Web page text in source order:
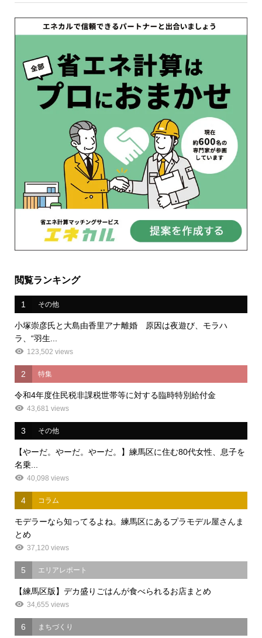
閲覧ランキング
1 その他
小塚崇彦氏と大島由香里アナ離婚 原因は夜遊び、モラハ
ラ、“羽生...
123,502 views
2 特集
令和4年度住民税非課税世帯等に対する臨時特別給付金
43,681 views
3 その他
【やーだ。やーだ。やーだ。】練馬区に住む80代女性、息子を
名乗...
40,098 views
4 コラム
モデラーなら知ってるよね。練馬区にあるプラモデル屋さんま
とめ
37,120 views
5 エリアレポート
【練馬区版】デカ盛りごはんが食べられるお店まとめ
34,655 views
6 まちづくり